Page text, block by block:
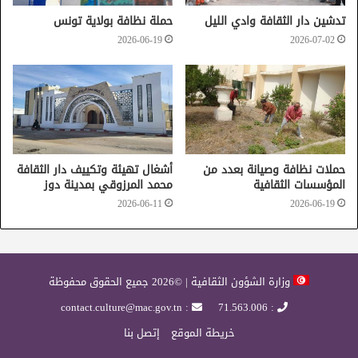
اللواء عمارة بالمدرسة الابتدائية ببلاد الحضر
يوم الجمعة 13 أكتوبر بدار الثقافة تمغزة
معرض لكتب الشابي وورشة رسم في الخط العربي لأشعار أبي
القاسم الشابي وأخرى في كتابة الشعر
السبت 14 أكتوبر 2023 بروضة أبي القاسم الشابي
ــ الاحتفاء بأحدث إصدارات أدباء الجريد مع مداخلات شعرية
مختلفة
ــ تصميم موقع للسيرة الذاتية للشابي للباحثة والأستاذة ماريا
نجماوي باعتماد الذكاء الاصطناعي.
تدشين دار الثقافة وادي الليل
2026-07-02
حملة نظافة بولاية تونس
2026-06-19
حملات نظافة وصيانة بعدد من
المؤسسات الثقافية
2026-06-19
أشغال تهيئة وتكييف دار الثقافة
محمد المرزوقي بمدينة دوز
2026-06-11
وزارة الشؤون الثقافية | ©2026 جميع الحقوق محفوظة
: 71.563.006
: contact.culture@mac.gov.tn
خريطة الموقع
إتصل بنا